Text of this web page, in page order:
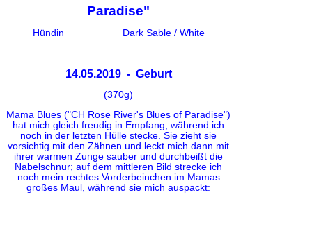
Paradise"
Hündin Dark Sable / White
14.05.2019 - Geburt
(370g)
Mama Blues ("CH Rose River's Blues of Paradise")
hat mich gleich freudig in Empfang, während ich
noch in der letzten Hülle stecke. Sie zieht sie
vorsichtig mit den Zähnen und leckt mich dann mit
ihrer warmen Zunge sauber und durchbeißt die
Nabelschnur; auf dem mittleren Bild strecke ich
noch mein rechtes Vorderbeinchen im Mamas
großes Maul, während sie mich auspackt: